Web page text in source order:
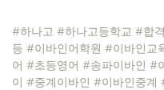
#하나고 #하나고등학교 #합
등 #이바인어학원 #이바인
어 #초등영어 #송파이바인 #
이 #중계이바인 #이바인중계